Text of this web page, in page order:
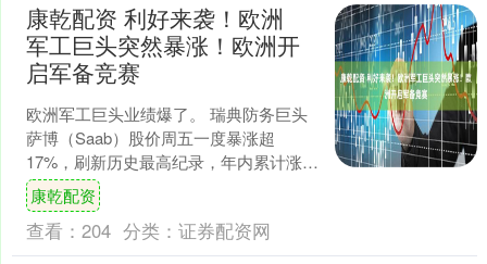
康乾配资 利好来袭！欧洲
军工巨头突然暴涨！欧洲开
启军备竞赛
欧洲军工巨头业绩爆了。 瑞典防务巨头
萨博（Saab）股价周五一度暴涨超
17%，刷新历史最高纪录，年内累计涨幅
已超139%。消息面上，萨博当天披露超
预期的业绩报告....
康乾配资
查看： 204 分类： 证券配资网